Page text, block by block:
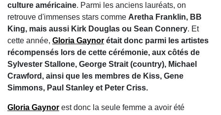
culture américaine. Parmi les anciens lauréats, on
retrouve d'immenses stars comme Aretha Franklin, BB
King, mais aussi Kirk Douglas ou Sean Connery. Et
cette année, Gloria Gaynor était donc parmi les artistes
récompensés lors de cette cérémonie, aux côtés de
Sylvester Stallone, George Strait (country), Michael
Crawford, ainsi que les membres de Kiss, Gene
Simmons, Paul Stanley et Peter Criss.
Gloria Gaynor est donc la seule femme a avoir été